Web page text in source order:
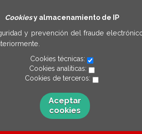
Cookiesy almacenamiento de IP
y prevención del fraude
Cookies técnicas:
Cookies analíticas:
Cookies de terceros:
Aceptar
cookies